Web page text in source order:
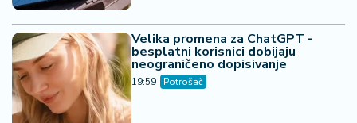
Velika promena za ChatGPT -
besplatni korisnici dobijaju
neograničeno dopisivanje
19:59 Potrošač